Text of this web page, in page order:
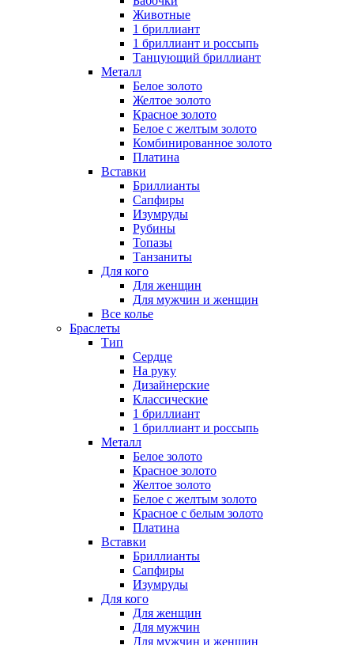
Животные
1 бриллиант
1 бриллиант и россыпь
Танцующий бриллиант
Металл
Белое золото
Желтое золото
Красное золото
Белое с желтым золото
Комбинированное золото
Платина
Вставки
Бриллианты
Сапфиры
Изумруды
Рубины
Топазы
Танзаниты
Для кого
Для женщин
Для мужчин и женщин
Все колье
Браслеты
Тип
Сердце
На руку
Дизайнерские
Классические
1 бриллиант
1 бриллиант и россыпь
Металл
Белое золото
Красное золото
Желтое золото
Белое с желтым золото
Красное с белым золото
Платина
Вставки
Бриллианты
Сапфиры
Изумруды
Для кого
Для женщин
Для мужчин
Для мужчин и женщин